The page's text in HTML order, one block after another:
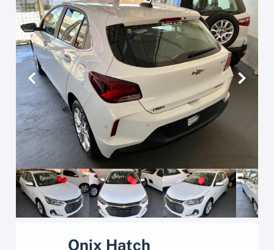
Onix Hatch
Anterior Próximo